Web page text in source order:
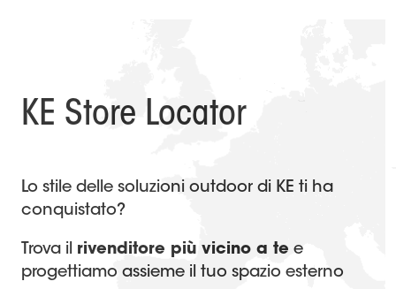
KE Store Locator
Lo stile delle soluzioni outdoor di KE ti ha
conquistato?
Trova il rivenditore più vicino a te e
progettiamo assieme il tuo spazio esterno